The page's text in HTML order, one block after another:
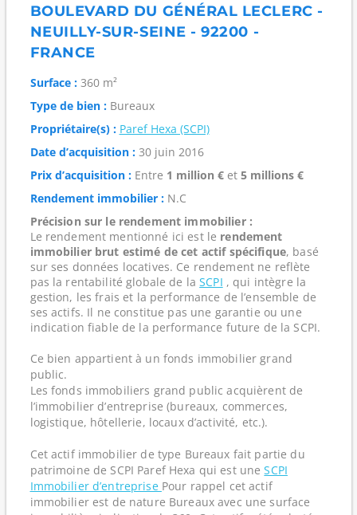
BOULEVARD DU GÉNÉRAL LECLERC -
NEUILLY-SUR-SEINE - 92200 -
FRANCE
Surface :360 m²
Type de bien :Bureaux
Propriétaire(s) : Paref Hexa (SCPI)
Date d’acquisition :30 juin 2016
Prix d’acquisition :Entre 1 million €et 5 millions €
Rendement immobilier :N.C
Précision sur le rendement immobilier :
Le rendement mentionné ici est le rendement
immobilier brut estimé de cet actif spécifique, basé
sur ses données locatives. Ce rendement ne reflète
pas la rentabilité globale de laSCPI , qui intègre la
gestion, les frais et la performance de l’ensemble de
ses actifs. Il ne constitue pas une garantie ou une
indication fiable de la performance future de la SCPI.
Ce bien appartient à un fonds immobilier grand
public.
Les fonds immobiliers grand public acquièrent de
l’immobilier d’entreprise (bureaux, commerces,
logistique, hôtellerie, locaux d’activité, etc.).
Cet actif immobilier de type Bureaux fait partie du
patrimoine de SCPI Paref Hexa qui est uneSCPI
Immobilier d’entreprise Pour rappel cet actif
immobilier est de nature Bureaux avec une surface